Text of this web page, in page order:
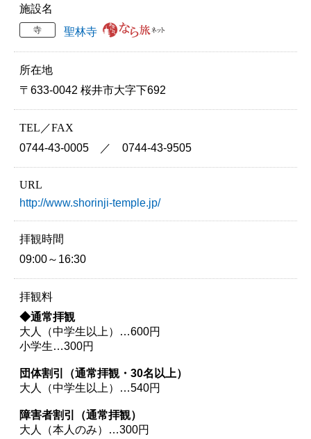
施設名
寺 聖林寺
所在地
〒633-0042 桜井市大字下692
TEL／FAX
0744-43-0005 ／ 0744-43-9505
URL
http://www.shorinji-temple.jp/
拝観時間
09:00～16:30
拝観料
◆通常拝観
大人（中学生以上）…600円
小学生…300円
団体割引（通常拝観・30名以上）
大人（中学生以上）…540円
障害者割引（通常拝観）
大人（本人のみ）…300円